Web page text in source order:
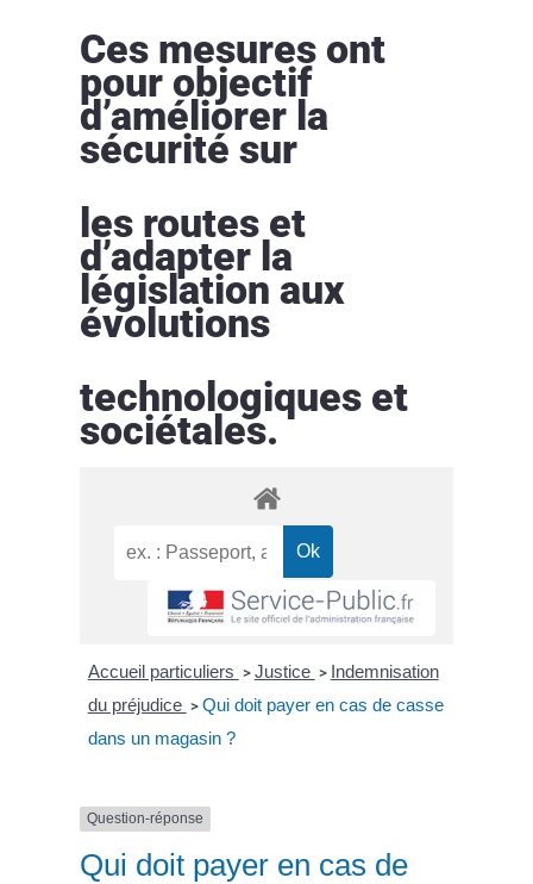
Ces mesures ont
pour objectif
d’améliorer la
sécurité sur
les routes et
d’adapter la
législation aux
évolutions
technologiques et
sociétales.
Accueil particuliers > Justice > Indemnisation
du préjudice > Qui doit payer en cas de casse
dans un magasin ?
Question-réponse
Qui doit payer en cas de